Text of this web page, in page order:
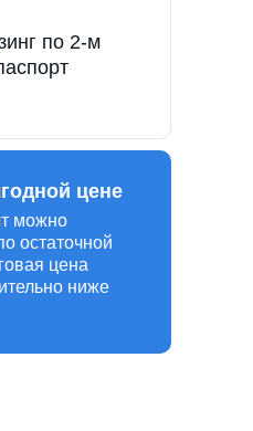
по 2-м
можно
остаточной
цена
ниже
цене